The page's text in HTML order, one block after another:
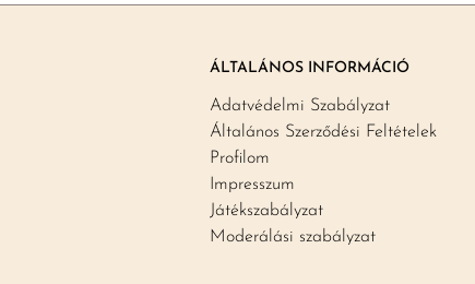
ÁLTALÁNOS INFORMÁCIÓ
Adatvédelmi Szabályzat
Általános Szerződési Feltételek
Profilom
Impresszum
Játékszabályzat
Moderálási szabályzat